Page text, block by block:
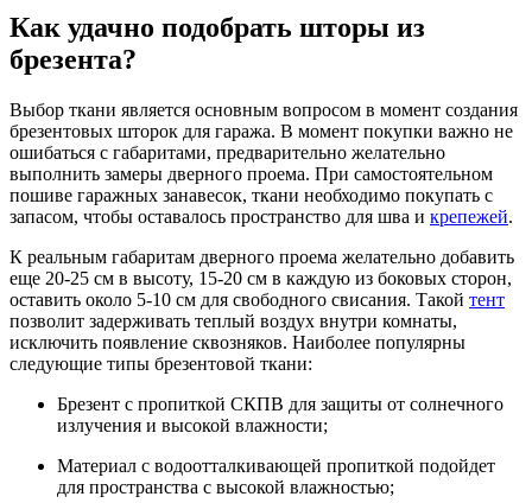
Как удачно подобрать шторы из
брезента?
Выбор ткани является основным вопросом в момент создания
брезентовых шторок для гаража. В момент покупки важно не
ошибаться с габаритами, предварительно желательно
выполнить замеры дверного проема. При самостоятельном
пошиве гаражных занавесок, ткани необходимо покупать с
запасом, чтобы оставалось пространство для шва и крепежей.
К реальным габаритам дверного проема желательно добавить
еще 20-25 см в высоту, 15-20 см в каждую из боковых сторон,
оставить около 5-10 см для свободного свисания. Такой тент
позволит задерживать теплый воздух внутри комнаты,
исключить появление сквозняков. Наиболее популярны
следующие типы брезентовой ткани:
Брезент с пропиткой СКПВ для защиты от солнечного
излучения и высокой влажности;
Материал с водоотталкивающей пропиткой подойдет
для пространства с высокой влажностью;